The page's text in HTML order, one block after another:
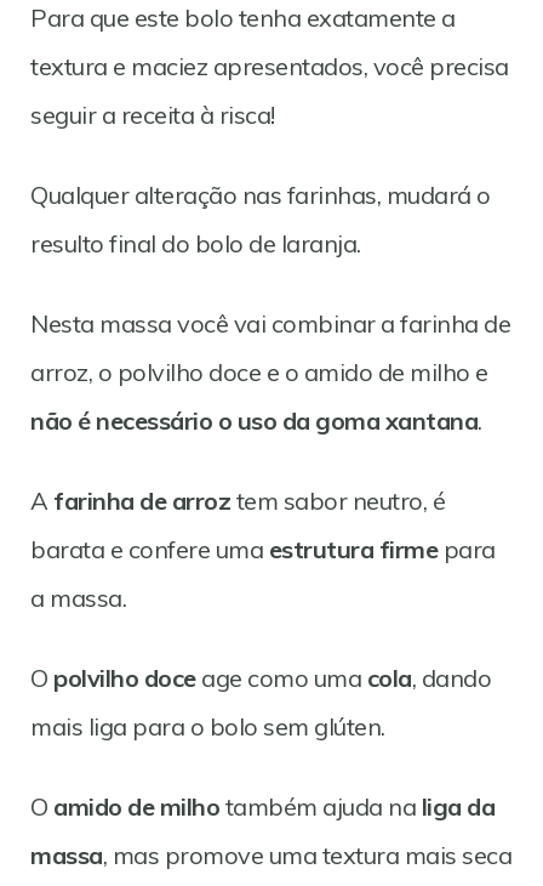
Para que este bolo tenha exatamente a
textura e maciez apresentados, você precisa
seguir a receita à risca!
Qualquer alteração nas farinhas, mudará o
resulto final do bolo de laranja.
Nesta massa você vai combinar a farinha de
arroz, o polvilho doce e o amido de milho e
não é necessário o uso da goma xantana.
A farinha de arroz tem sabor neutro, é
barata e confere uma estrutura firmepara
a massa.
O polvilho doceage como uma cola, dando
mais liga para o bolo sem glúten.
O amido de milho também ajuda na liga da
massa, mas promove uma textura mais seca